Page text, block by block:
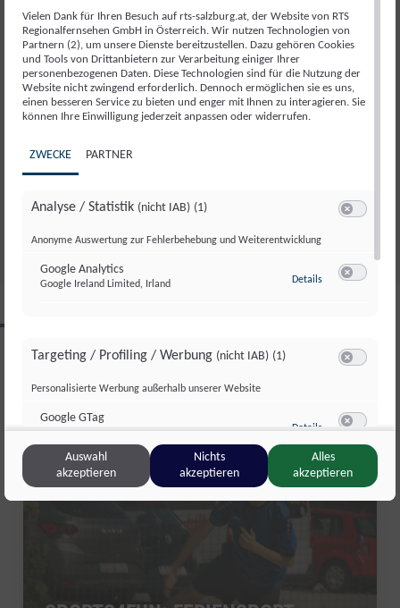
RED BULL ROMANIACS: MANUEL
LETTENBICHLER FEIERT 7.
Salzburg Magazin
Vielen Dank für Ihren Besuch auf rts-salzburg.at, der Website von RTS
Regionalfernsehen GmbH in Österreich. Wir nutzen Technologien von
Partnern (2), um unsere Dienste bereitzustellen. Dazu gehören Cookies
und Tools von Drittanbietern zur Verarbeitung einiger Ihrer
personenbezogenen Daten. Diese Technologien sind für die Nutzung der
Website nicht zwingend erforderlich. Dennoch ermöglichen sie es uns,
einen besseren Service zu bieten und enger mit Ihnen zu interagieren. Sie
können Ihre Einwilligung jederzeit anpassen oder widerrufen.
ZWECKE PARTNER
Analyse / Statistik (nicht IAB) (1)
Anonyme Auswertung zur Fehlerbehebung und Weiterentwicklung
Google Analytics
Google Ireland Limited, Irland Details zu Google
Targeting / Profiling / Werbung (nicht IAB) (1)
Personalisierte Werbung außerhalb unserer Website
Google GTag
Google Ireland Limited, Irland Details zu Google GTag
Switch zum
Sonstige Inhalte(nicht IAB) (2)
Auswahl
akzeptieren
Nichts
akzeptieren
Alles
akzeptieren